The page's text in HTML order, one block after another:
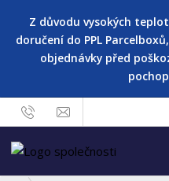
Z důvodu vysokých
doručení do PPL
objednávky před